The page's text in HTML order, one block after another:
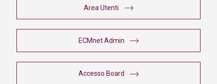
Area Utenti
ECMnet Admin
Accesso Board